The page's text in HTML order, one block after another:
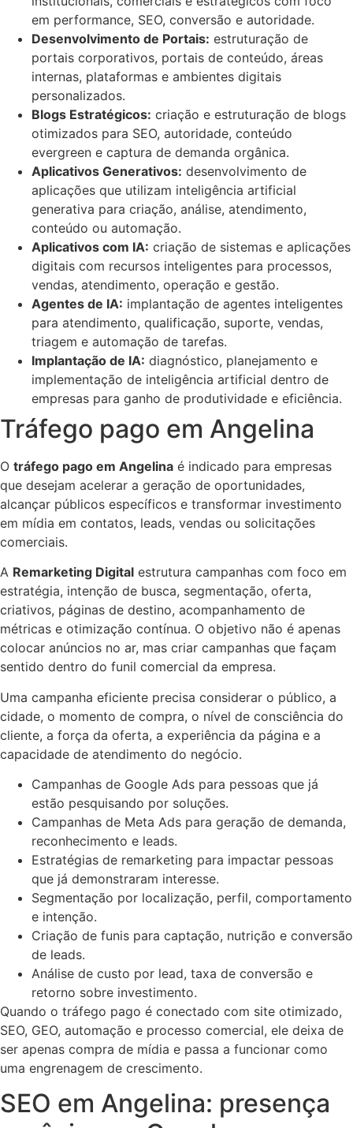
em performance, SEO, conversão e autoridade.
Desenvolvimento de Portais: estruturação de
portais corporativos, portais de conteúdo, áreas
internas, plataformas e ambientes digitais
personalizados.
Blogs Estratégicos: criação e estruturação de blogs
otimizados para SEO, autoridade, conteúdo
evergreen e captura de demanda orgânica.
Aplicativos Generativos: desenvolvimento de
aplicações que utilizam inteligência artificial
generativa para criação, análise, atendimento,
conteúdo ou automação.
Aplicativos com IA: criação de sistemas e aplicações
digitais com recursos inteligentes para processos,
vendas, atendimento, operação e gestão.
Agentes de IA: implantação de agentes inteligentes
para atendimento, qualificação, suporte, vendas,
triagem e automação de tarefas.
Implantação de IA: diagnóstico, planejamento e
implementação de inteligência artificial dentro de
empresas para ganho de produtividade e eficiência.
Tráfego pago em Angelina
O tráfego pago em Angelina é indicado para empresas
que desejam acelerar a geração de oportunidades,
alcançar públicos específicos e transformar investimento
em mídia em contatos, leads, vendas ou solicitações
comerciais.
A Remarketing Digital estrutura campanhas com foco em
estratégia, intenção de busca, segmentação, oferta,
criativos, páginas de destino, acompanhamento de
métricas e otimização contínua. O objetivo não é apenas
colocar anúncios no ar, mas criar campanhas que façam
sentido dentro do funil comercial da empresa.
Uma campanha eficiente precisa considerar o público, a
cidade, o momento de compra, o nível de consciência do
cliente, a força da oferta, a experiência da página e a
capacidade de atendimento do negócio.
Campanhas de Google Ads para pessoas que já
estão pesquisando por soluções.
Campanhas de Meta Ads para geração de demanda,
reconhecimento e leads.
Estratégias de remarketing para impactar pessoas
que já demonstraram interesse.
Segmentação por localização, perfil, comportamento
e intenção.
Criação de funis para captação, nutrição e conversão
de leads.
Análise de custo por lead, taxa de conversão e
retorno sobre investimento.
Quando o tráfego pago é conectado com site otimizado,
SEO, GEO, automação e processo comercial, ele deixa de
ser apenas compra de mídia e passa a funcionar como
uma engrenagem de crescimento.
SEO em Angelina: presença